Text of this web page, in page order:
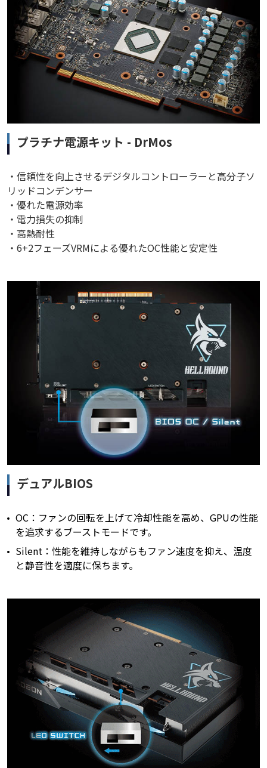
プラチナ電源キット - DrMos
・信頼性を向上させるデジタルコントローラーと高分子ソ
リッドコンデンサー
・優れた電源効率
・電力損失の抑制
・高熱耐性
・6+2フェーズVRMによる優れたOC性能と安定性
デュアルBIOS
OC：ファンの回転を上げて冷却性能を高め、GPUの性能
を追求するブーストモードです。
Silent：性能を維持しながらもファン速度を抑え、温度
と静音性を適度に保ちます。